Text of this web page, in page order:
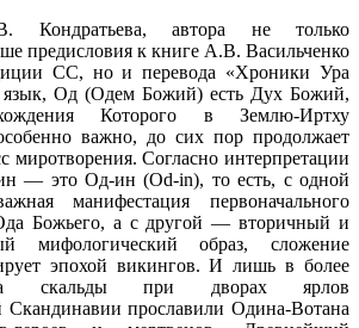
автора не только
предисловия к книге А.В. Васильченко
СС, но и перевода «Хроники Ура
язык, Од (Одем Божий) есть Дух Божий,
Которого в Землю-Иртху
важно, до сих пор продолжает
миротворения. Согласно интерпретации
— это Од-ин (Od-in), то есть, с одной
манифестация первоначального
Божьего, а с другой — вторичный и
мифологический образ, сложение
эпохой викингов. И лишь в более
скальды при дворах ярлов
Скандинавии прославили Одина-Вотана